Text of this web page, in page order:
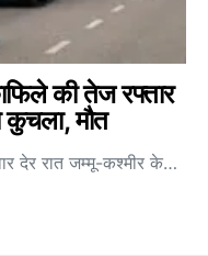
की तेज रफ्तार
कुचला, मौत
देर रात जम्मू-कश्मीर के…